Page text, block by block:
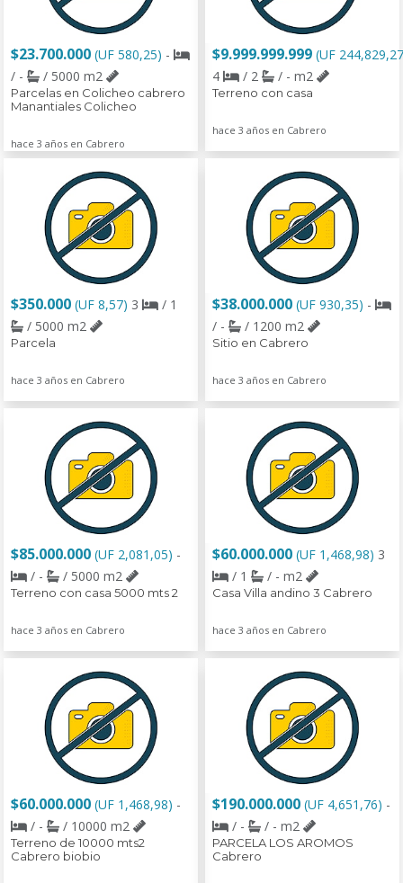
$23.700.000 (UF 580,25) -
/ -
/ 5000 m2
Parcelas en Colicheo cabrero
Manantiales Colicheo
hace 3 años en Cabrero
$9.999.999.999 (UF
4
/ 2 / - m2
Terreno con casa
hace 3 años en Cabrero
$350.000 (UF 8,57) 3
/ 1
/ 5000 m2
Parcela
hace 3 años en Cabrero
$38.000.000 (UF 930,35) -
/ -
/ 1200 m2
Sitio en Cabrero
hace 3 años en Cabrero
$85.000.000 (UF 2,081,05) -
/ -
/ 5000 m2
Terreno con casa 5000 mts 2
hace 3 años en Cabrero
$60.000.000 (UF 1,468,98) 3
/ 1
/ - m2
Casa Villa andino 3 Cabrero
hace 3 años en Cabrero
$60.000.000 (UF 1,468,98) -
/ -
/ 10000 m2
Terreno de 10000 mts2
Cabrero biobio
$190.000.000 (UF 4,651,76) -
/ -
/ - m2
PARCELA LOS AROMOS
Cabrero